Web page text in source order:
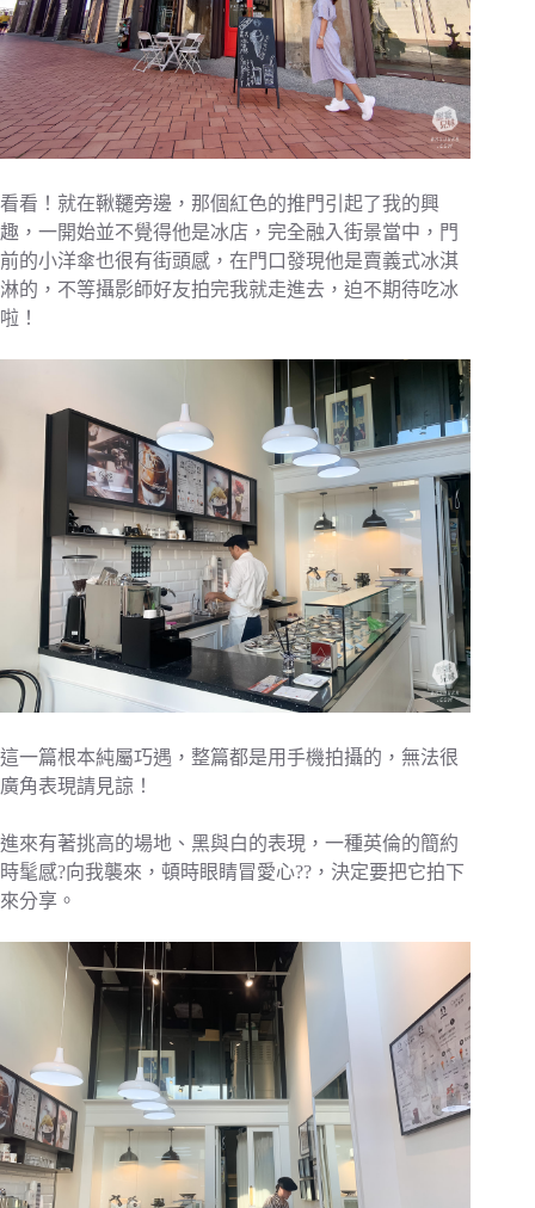
看看！就在鞦韆旁邊，那個紅色的推門引起了我的興
趣，一開始並不覺得他是冰店，完全融入街景當中，門
前的小洋傘也很有街頭感，在門口發現他是賣義式冰淇
淋的，不等攝影師好友拍完我就走進去，迫不期待吃冰
啦！
這一篇根本純屬巧遇，整篇都是用手機拍攝的，無法很
廣角表現請見諒！
進來有著挑高的場地、黑與白的表現，一種英倫的簡約
時髦感?向我襲來，頓時眼睛冒愛心??，決定要把它拍下
來分享。